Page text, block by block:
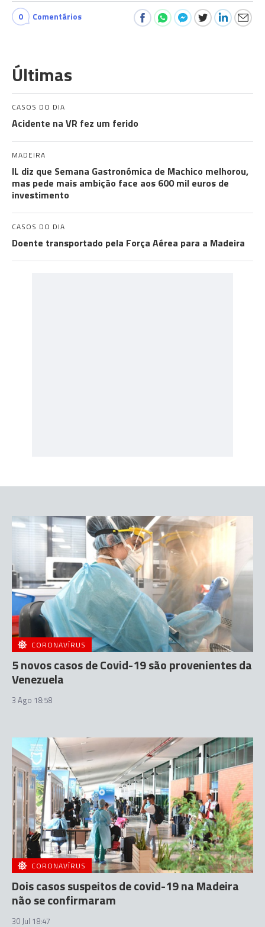
0 Comentários
Últimas
CASOS DO DIA
Acidente na VR fez um ferido
MADEIRA
IL diz que Semana Gastronómica de Machico melhorou,
mas pede mais ambição face aos 600 mil euros de
investimento
CASOS DO DIA
Doente transportado pela Força Aérea para a Madeira
CORONAVÍRUS
5 novos casos de Covid-19 são provenientes da
Venezuela
3 Ago 18:58
CORONAVÍRUS
Dois casos suspeitos de covid-19 na Madeira
não se confirmaram
30 Jul 18:47